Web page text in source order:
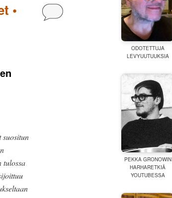
•
Kommentoi
tulossa
ODOTETTUJA
LEVYUUTUUKSIA
PEKKA GRONOWIN
HARHARETKIÄ
YOUTUBESSA